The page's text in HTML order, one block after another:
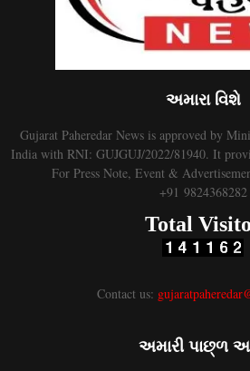
અમારા વિશે
Gujarat Paheredar News is approved by
India with RNI: GUJGUJ/2022/81940. It
For Press Note, Event &
+91 9824368282
Total
Contact us:
અમારી પાછ્ળ